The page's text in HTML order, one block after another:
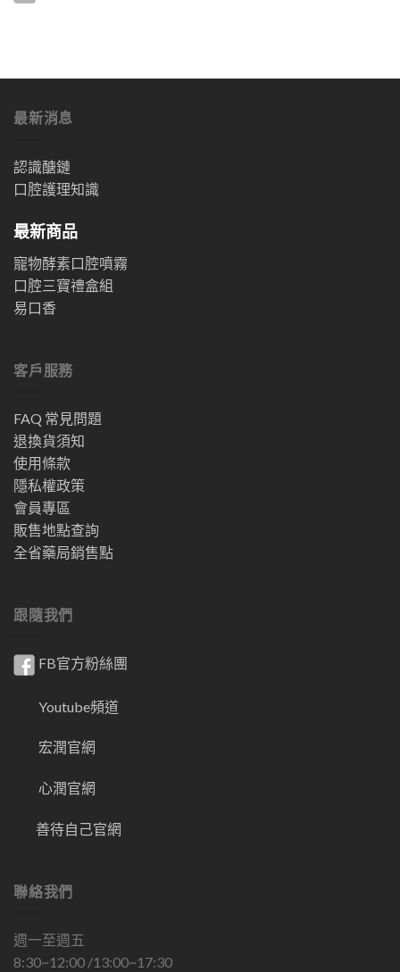
最新消息
認識醣鏈
口腔護理知識
最新商品
寵物酵素口腔噴霧
口腔三寶禮盒組
易口香
客戶服務
FAQ 常見問題
退換貨須知
使用條款
隱私權政策
會員專區
販售地點查詢
全省藥局銷售點
跟隨我們
FB官方粉絲團
Youtube頻道
宏潤官網
心潤官網
善待自己官網
聯絡我們
週一至週五
8:30~12:00 /13:00~17:30